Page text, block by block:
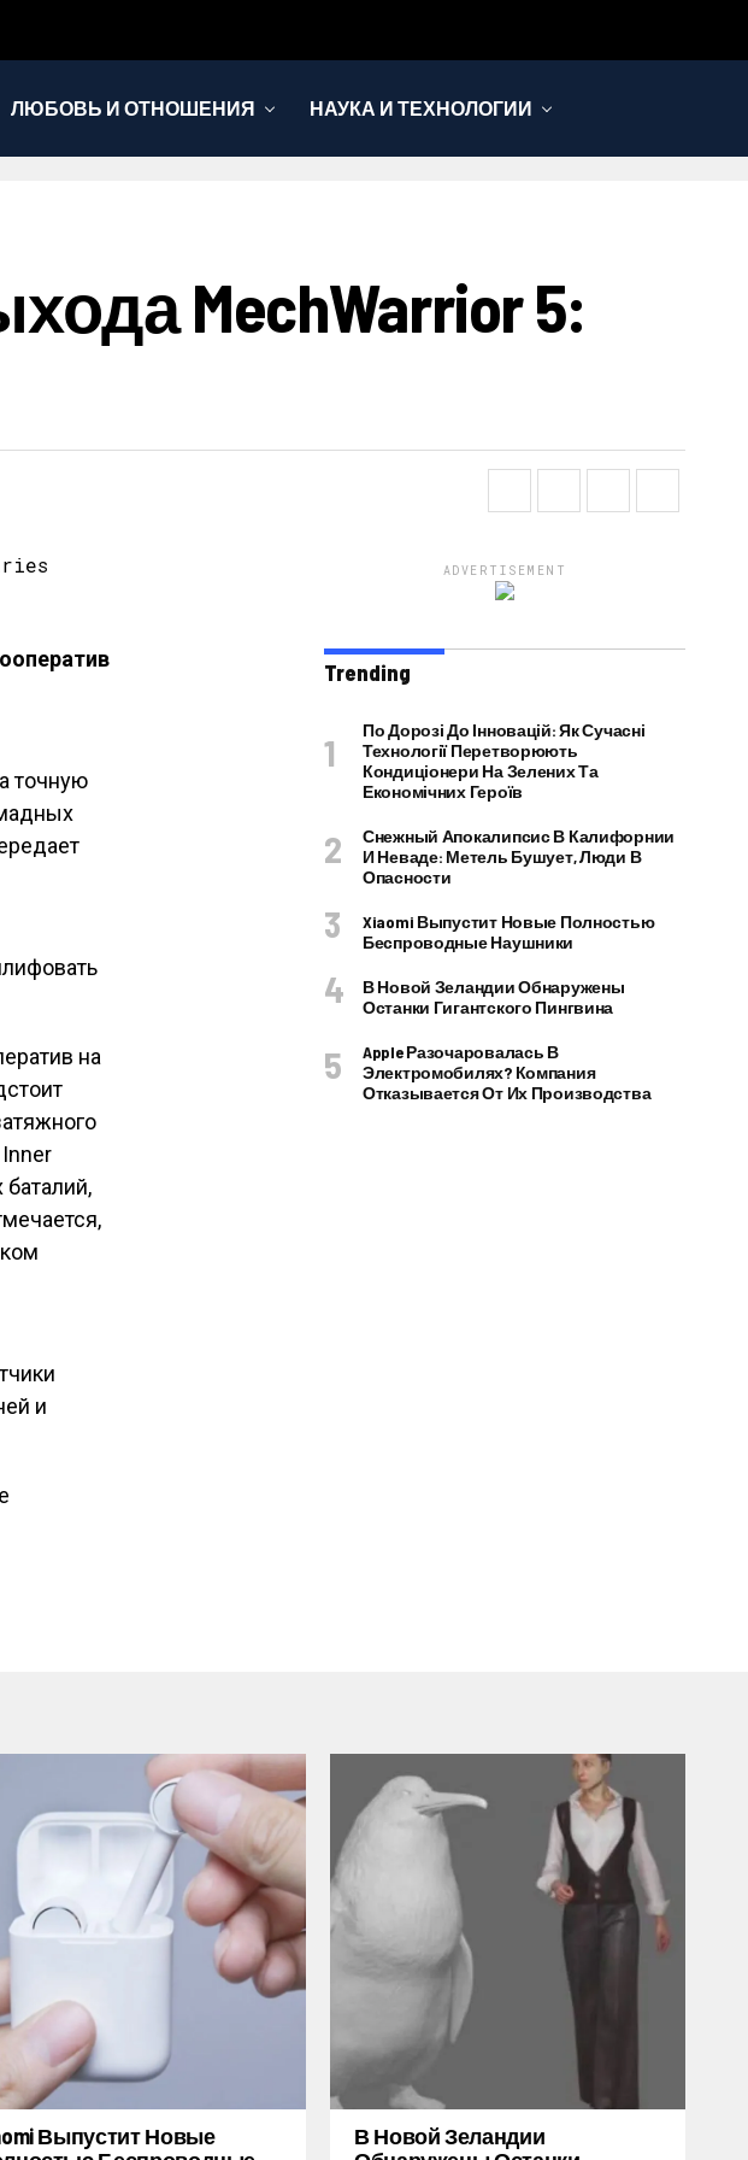
ЛЮБОВЬ И ОТНОШЕНИЯ НАУКА И ТЕХНОЛОГИИ
MechWarrior 5:
точную
на
и
ADVERTISEMENT
Trending
По Дорозі До Інновацій: Як Сучасні
Технології Перетворюють
Кондиціонери На Зелених Та
Економічних Героїв
Снежный Апокалипсис В Калифорнии
И Неваде: Метель Бушует, Люди В
Опасности
Xiaomi Выпустит Новые Полностью
Беспроводные Наушники
В Новой Зеландии Обнаружены
Останки Гигантского Пингвина
Apple Разочаровалась В
Электромобилях? Компания
Отказывается От Их Производства
Выпустит Новые
В Новой Зеландии